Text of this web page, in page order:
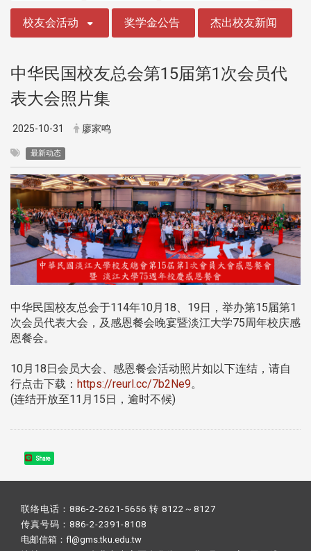
校友会活动 奖学金公告 杰出校友新闻
中华民国校友总会第15届第1次会员代
表大会照片集
2025-10-31 廖家鸣
最新动态
中华民国校友总会于114年10月18、19日，举办第15届第1
次会员代表大会，及感恩餐会晚宴暨淡江大学75周年校庆感
恩餐会。
10月18日会员大会、感恩餐会活动照片如以下连结，请自
行点击下载： https://reurl.cc/7b2Ne9。
(连结开放至11月15日，逾时不候)
Share
联络电话：886-2-2621-5656 转 8122～8127
传真号码：886-2-2391-8108
电邮信箱：fl@gms.tku.edu.tw